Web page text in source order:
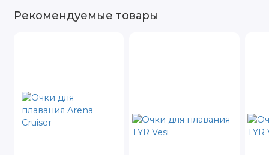
Рекомендуемые товары